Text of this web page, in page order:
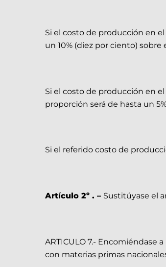
Si el costo de producción en
un 10% (diez por ciento)
Si el costo de producción en
proporción será de hasta un
Si el referido costo de
Artículo 2º . – Sustitúyase el
ARTICULO 7.- Encomiéndase
con materias primas